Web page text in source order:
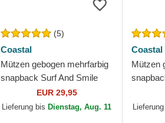
(5)
Coastal
Mützen gebogen mehrfarbig
snapback Surf And Smile
HFT von Coastal
EUR 29,95
Lieferung bis Dienstag, Aug. 11
Coastal
Mützen
HFT